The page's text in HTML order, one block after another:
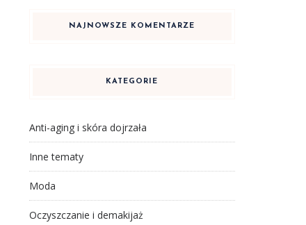
NAJNOWSZE KOMENTARZE
KATEGORIE
Anti-aging i skóra dojrzała
Inne tematy
Moda
Oczyszczanie i demakijaż